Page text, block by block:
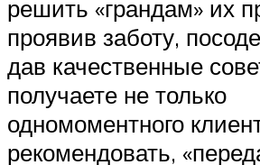
решить «грандам» их
проявив заботу,
дав качественные
получаете не только
одномоментного
рекомендовать,